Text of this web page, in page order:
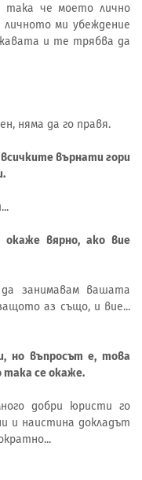
така че моето лично
ми убеждение
и те трябва да
няма да го правя.
всичките върнати гори
вярно, ако вие
занимавам вашата
аз също, и вие...
но въпросът е, това
така се окаже.
добри юристи го
и наистина докладът